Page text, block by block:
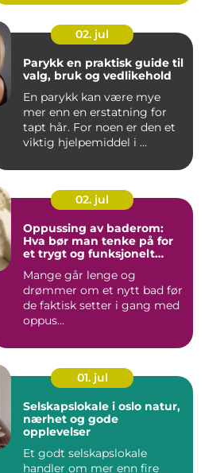
02. jul
Parykk en praktisk guide til
valg, bruk og vedlikehold
En parykk kan være mye
mer enn en erstatning for
tapt hår. For noen er den et
viktig hjelpemiddel i ...
02. jul
Oppussing av baderom:
Hva bør man tenke på for
et trygt og funksjonelt
Mange går lenge og
drømmer om et nytt bad før
de faktisk setter i gang med
oppus...
01. jul
Selskapslokale i oslo natur,
nærhet og gode
opplevelser
Et godt selskapslokale
handler om mer enn fire